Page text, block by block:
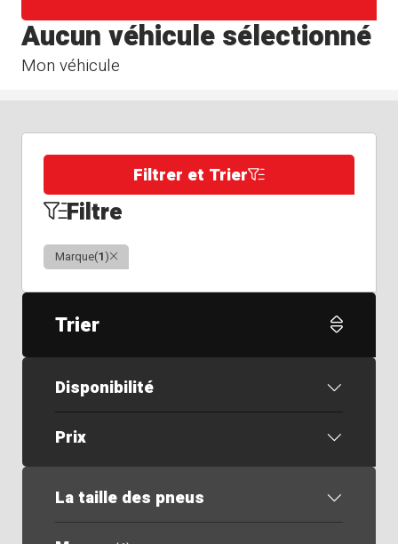
Mon véhicule
Aucun véhicule sélectionné
Filtrer et Trier
Filtre
Marque(1)Clair
Trier
Disponibilité
Prix
La taille des pneus